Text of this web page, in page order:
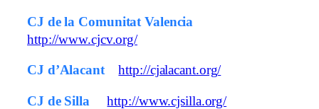
CJ de la Comunitat Valencia
http://www.cjcv.org/
CJ d’Alacant http://cjalacant.org/
CJ de Silla http://www.cjsilla.org/